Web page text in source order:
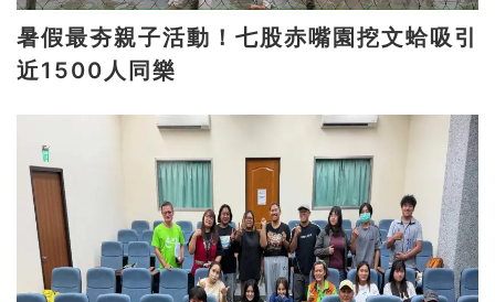
暑假最夯親子活動！七股赤嘴園挖文蛤吸引
近1500人同樂